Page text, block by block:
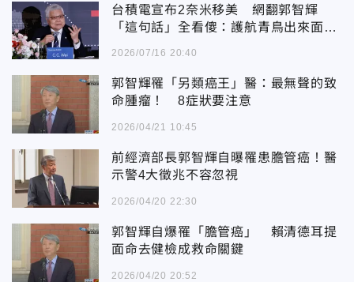
台積電宣布2奈米移美 網翻郭智輝
「這句話」全看傻：護航青鳥出來面
2026/07/16 20:40
郭智輝罹「另類癌王」醫：最無聲的致
命腫瘤！ 8症狀要注意
2026/04/21 10:45
前經濟部長郭智輝自曝罹患膽管癌！醫
示警4大徵兆不容忽視
2026/04/20 22:30
郭智輝自爆罹「膽管癌」 賴清德耳提
面命去健檢成救命關鍵
2026/04/20 20:52